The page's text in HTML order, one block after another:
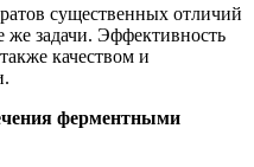
существенных отличий
задачи. Эффективность
качеством и
ферментными